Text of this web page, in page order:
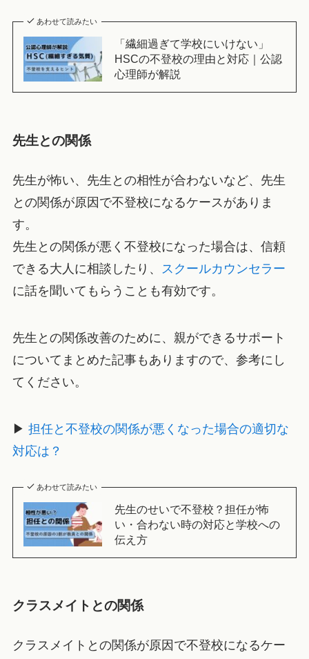
あわせて読みたい
「繊細過ぎて学校にいけない」
HSCの不登校の理由と対応｜公認
心理師が解説
先生との関係
先生が怖い、先生との相性が合わないなど、先生
との関係が原因で不登校になるケースがありま
す。
先生との関係が悪く不登校になった場合は、信頼
できる大人に相談したり、 スクールカウンセラー
に話を聞いてもらうことも有効です。
先生との関係改善のために、親ができるサポート
についてまとめた記事もありますので、参考にし
てください。
▶ 担任と不登校の関係が悪くなった場合の適切な
対応は？
あわせて読みたい
先生のせいで不登校？担任が怖
い・合わない時の対応と学校への
伝え方
クラスメイトとの関係
クラスメイトとの関係が原因で不登校になるケー